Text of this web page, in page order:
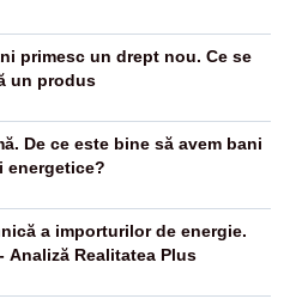
Ceaușescu
primesc un drept nou. Ce se
un produs
De ce este bine să avem bani
energetice?
a importurilor de energie.
Analiză Realitatea Plus